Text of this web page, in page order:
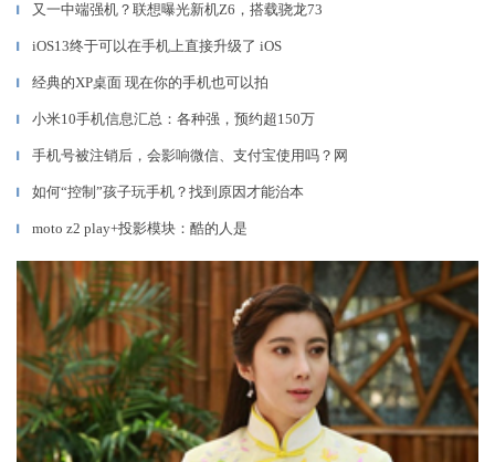
▎ 又一中端强机？联想曝光新机Z6，搭载骁龙73
▎ iOS13终于可以在手机上直接升级了 iOS
▎ 经典的XP桌面 现在你的手机也可以拍
▎ 小米10手机信息汇总：各种强，预约超150万
▎ 手机号被注销后，会影响微信、支付宝使用吗？网
▎ 如何“控制”孩子玩手机？找到原因才能治本
▎ moto z2 play+投影模块：酷的人是